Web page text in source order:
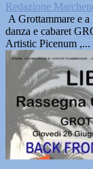
Redazione
A Grottammare e
danza e cabaret
Artistic Picenum ,...